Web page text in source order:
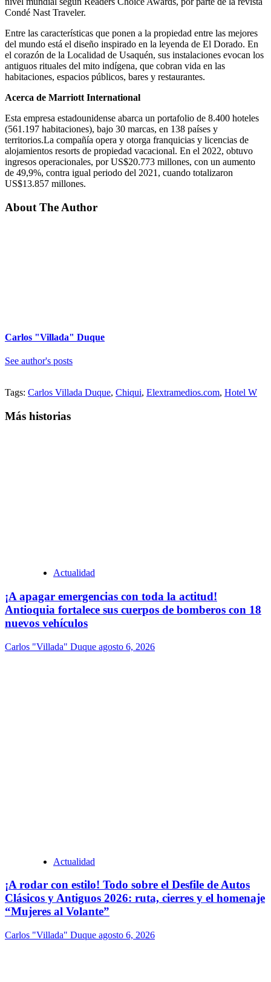
Condé Nast Traveler.
Entre las características que ponen a la propiedad entre las mejores
del mundo está el diseño inspirado en la leyenda de El Dorado. En
el corazón de la Localidad de Usaquén, sus instalaciones evocan los
antiguos rituales del mito indígena, que cobran vida en las
habitaciones, espacios públicos, bares y restaurantes.
Acerca de Marriott International
Esta empresa estadounidense abarca un portafolio de 8.400 hoteles
(561.197 habitaciones), bajo 30 marcas, en 138 países y
territorios.La compañía opera y otorga franquicias y licencias de
alojamientos resorts de propiedad vacacional. En el 2022, obtuvo
ingresos operacionales, por US$20.773 millones, con un aumento
de 49,9%, contra igual periodo del 2021, cuando totalizaron
US$13.857 millones.
About The Author
Carlos "Villada" Duque
See author's posts
Tags: Carlos Villada Duque, Chiqui, Elextramedios.com, Hotel W
Más historias
Actualidad
¡A apagar emergencias con toda la actitud!
Antioquia fortalece sus cuerpos de bomberos con 18
nuevos vehículos
Carlos "Villada" Duque agosto 6, 2026
Actualidad
¡A rodar con estilo! Todo sobre el Desfile de Autos
Clásicos y Antiguos 2026: ruta, cierres y el homenaje
“Mujeres al Volante”
Carlos "Villada" Duque agosto 6, 2026